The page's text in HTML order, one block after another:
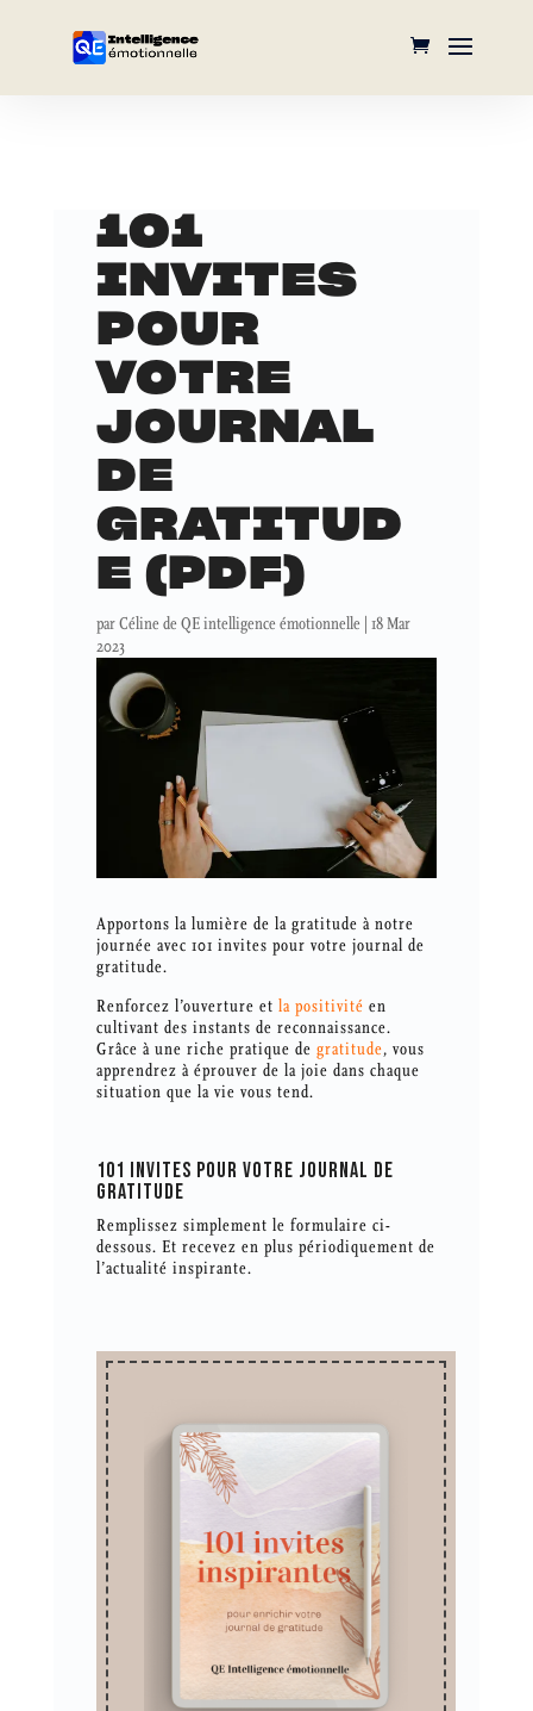
101
INVITES
POUR
VOTRE
JOURNAL
DE
GRATITUD
E (PDF)
parCéline de QE intelligence émotionnelle 18 Mar
2023
Apportons la lumière de la gratitude à notre
journée avec 101 invites pour votre journal de
gratitude.
Renforcez l’ouverture et la positivité en
cultivant des instants de reconnaissance.
Grâce à une riche pratique de gratitude, vous
apprendrez à éprouver de la joie dans chaque
situation que la vie vous tend.
101 INVITES POUR VOTRE JOURNAL DE
GRATITUDE
Remplissez simplement le formulaire ci-
dessous. Et recevez en plus périodiquement de
l’actualité inspirante.